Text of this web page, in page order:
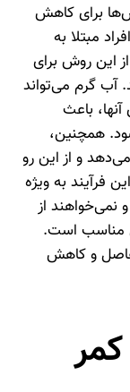
برای کاهش
مبتلا به
این روش برای
آب گرم می‌تواند
باعث
همچنین،
و از این رو
فرآیند به ویژه
نمی‌خواهند از
مناسب است.
و کاهش